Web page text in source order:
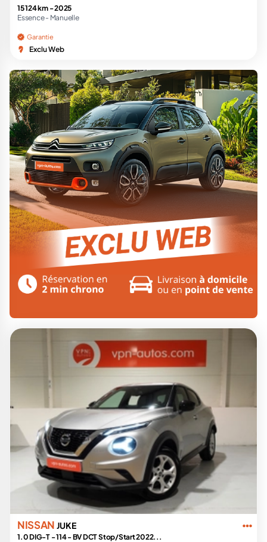
15 124 km -2025
Essence - Manuelle
Garantie
Exclu Web
NISSAN JUKE
1.0 DIG-T - 114 - BV DCT Stop/Start 2022...